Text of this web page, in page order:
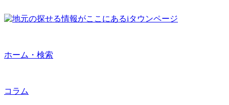
ホーム・検索
コラム